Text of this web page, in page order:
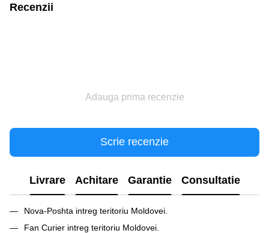
Recenzii
Adauga prima recenzie
Scrie recenzie
Livrare Achitare Garantie Consultatie
Nova-Poshta intreg teritoriu Moldovei.
Fan Curier intreg teritoriu Moldovei.